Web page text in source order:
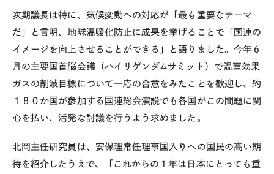
次期議長は特に、気候変動への対応が「最も重要なテーマ
だ」と言明、地球温暖化防止に成果を挙げることで「国連の
イメージを向上させることができる」と語りました。今年６
月の主要国首脳会議（ハイリゲンダムサミット）で温室効果
ガスの削減目標について一応の合意をみたことを歓迎し、約
１８０か国が参加する国連総会演説でも各国がこの問題に関
心を払い、活発な討議を行うよう求めました。
北岡主任研究員は、安保理常任理事国入りへの国民の高い期
待を紹介したうえで、「これからの１年は日本にとっても重